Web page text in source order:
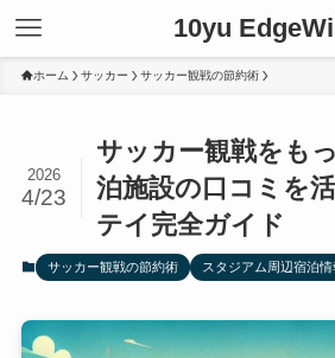
10yu
ホーム サッカー サッカー観戦の節約術
サッカー観戦をも
泊施設の口コミを
テイ完全ガイド
2026
4/23
サッカー観戦の節約術 スタジアム周辺宿泊情